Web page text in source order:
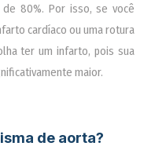
80%. Por isso, se você
cardíaco ou uma rotura
ter um infarto, pois sua
maior.
de aorta?